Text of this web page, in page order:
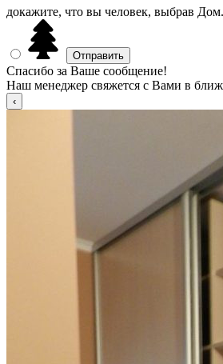
докажите, что вы человек, выбрав Дом.
Спасибо за Ваше сообщение!
Наш менеджер свяжется с Вами в